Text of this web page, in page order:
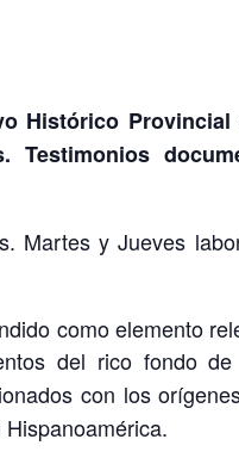
Histórico
Testimonios
Martes y Jueves
como elemento
del rico fondo
con los